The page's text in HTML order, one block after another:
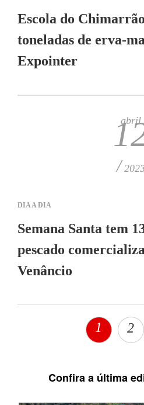
Escola do
toneladas de erva-
Expointer
abril
/
DIA A DIA
Semana Santa tem
pescado
Venâncio
1 2
Confira a última